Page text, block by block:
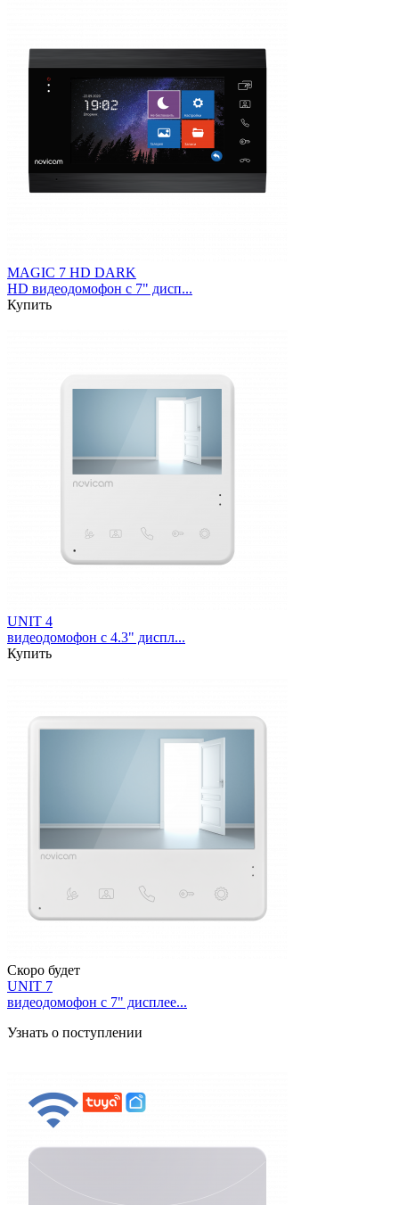
MAGIC 7 HD DARK
HD видеодомофон с 7" дисп...
Купить
UNIT 4
видеодомофон с 4.3" диспл...
Купить
Скоро будет
UNIT 7
видеодомофон с 7" дисплее...
Узнать о поступлении